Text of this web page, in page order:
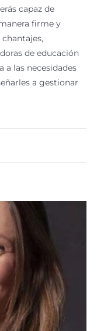
capaz de
firme y
de educación
a las necesidades
a gestionar